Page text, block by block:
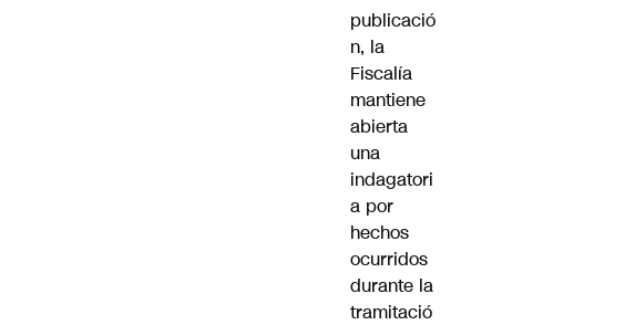
publicació
n, la
Fiscalía
mantiene
abierta
una
indagatori
a por
hechos
ocurridos
durante la
tramitació